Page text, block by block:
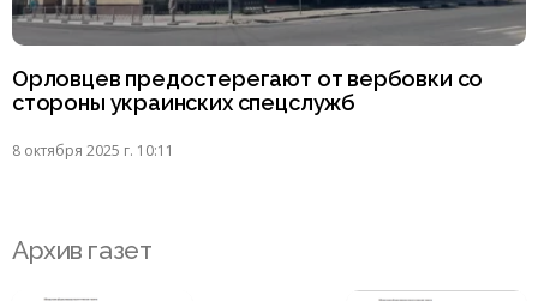
Орловцев предостерегают от вербовки со
стороны украинских спецслужб
8 октября 2025 г. 10:11
Архив газет